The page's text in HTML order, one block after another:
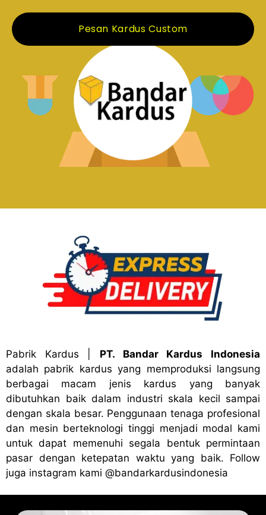
Pesan Kardus Custom
Pabrik Kardus
PT. Bandar Kardus Indonesia
adalah pabrik kardus yang memproduksi langsung
berbagai macam jenis kardus yang banyak
dibutuhkan baik dalam industri skala kecil sampai
dengan skala besar. Penggunaan tenaga profesional
dan mesin berteknologi tinggi menjadi modal kami
untuk dapat memenuhi segala bentuk permintaan
pasar dengan ketepatan waktu yang baik. Follow
juga instagram kami @bandarkardusindonesia